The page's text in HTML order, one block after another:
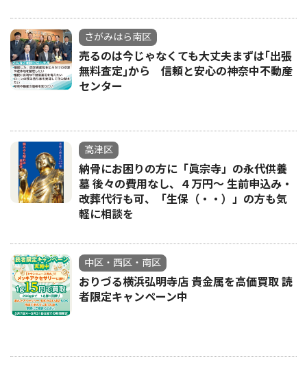
さがみはら南区
売るのは今じゃなくても大丈夫まずは｢出張
無料査定｣から 信頼と安心の神奈中不動産
センター
高津区
納骨にお困りの方に「眞宗寺」の永代供養
墓 後々の費用なし、４万円〜 生前申込み・
改葬代行も可、「生保（・・）」の方も気
軽に相談を
中区・西区・南区
おりづる横浜弘明寺店 貴金属を高価買取 読
者限定キャンペーン中